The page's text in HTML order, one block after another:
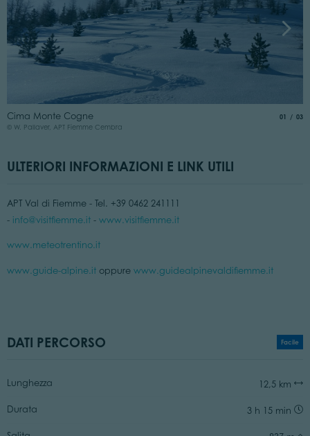
Cima Monte Cogne
© W. Pallaver, APT Fiemme Cembra
01 di
03
ULTERIORI INFORMAZIONI E LINK UTILI
APT Val di Fiemme - Tel. +39 0462 241111
- info@visitfiemme.it- www.visitfiemme.it
www.meteotrentino.it
www.guide-alpine.itoppure www.guidealpinevaldifiemme.it
DATI PERCORSO Facile
Lunghezza 12,5 km
Durata 3 h 15 min